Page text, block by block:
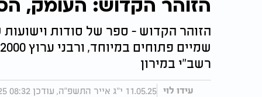
הזוהר הקדוש: העומק,
הזוהר הקדוש - ספר של סודות וישועות
רשב"י במירון
עידו לוי 11.05.25 י"ג אייר התשפ"ה, עודכן 08:32 12.05.25